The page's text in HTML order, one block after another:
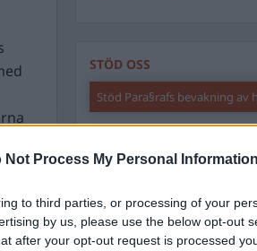
Not Process My Personal Information
to third parties, or processing of your
by us, please use the below opt-out
after your opt-out request is processed
STÖD OSS
Stöd Para§rafs bevakning av
PRENUMERERA PÅ